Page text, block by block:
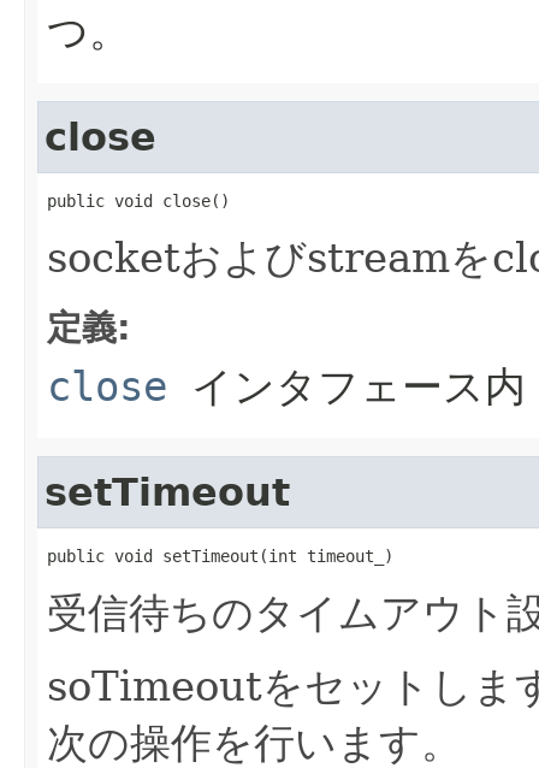
つ。
close
public void close()
socketおよびstreamを
定義:
close インタフェース
setTimeout
public void setTimeout(int timeout_)
受信待ちのタイムアウト
soTimeoutをセットしま
次の操作を行います。